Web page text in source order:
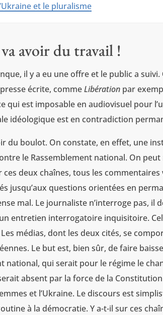
et le pluralisme
avoir du travail !
il y a eu une offre et le public a
écrite, commeLibération par
qui est imposable en audiovisuel pour
idéologique est en contradiction
du boulot. On constate, en effet, une
le Rassemblement national. On
ces deux chaînes, tous les
jusqu’aux questions orientées en
mal. Le journaliste n’interroge pas,
entretien interrogatoire inquisitoire.
médias, dont les deux cités, se
Le but est, bien sûr, de faire
national, qui serait pour le régime le
absent par la force de la
et l’Ukraine. Le discours est
à la démocratie. Y a-t-il sur ces